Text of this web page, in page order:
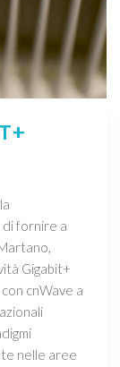
fornire a
Gigabit+
cnWave a
nelle aree